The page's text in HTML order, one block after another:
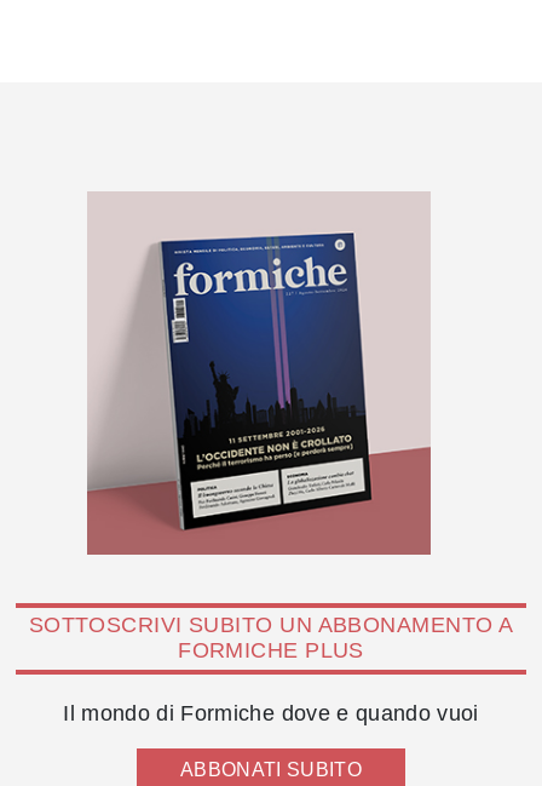
SOTTOSCRIVI SUBITO UN ABBONAMENTO A
FORMICHE PLUS
Il mondo di Formiche dove e quando vuoi
ABBONATI SUBITO